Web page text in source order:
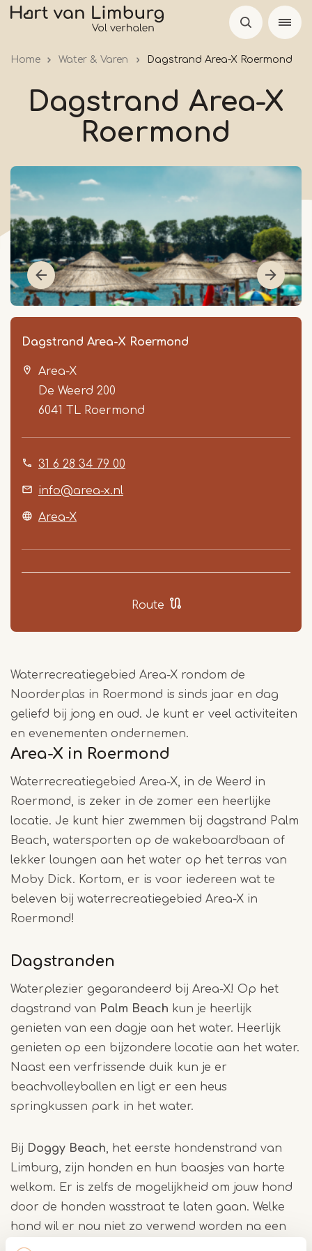
Overslaan
inhoud
Home Water & Varen Dagstrand Area-X Roermond
Dagstrand Area-X
Roermond
Dagstrand Area-X Roermond
Area-X
De Weerd 200
6041 TL Roermond
31 6 28 34 79 00
info@area-x.nl
Area-X
Route
Item
Waterrecreatiegebied Area-X rondom de
Noorderplas in Roermond is sinds jaar en dag
geliefd bij jong en oud. Je kunt er veel activiteiten
en evenementen ondernemen.
Area-X in Roermond
Waterrecreatiegebied Area-X, in de Weerd in
Roermond, is zeker in de zomer een heerlijke
locatie. Je kunt hier zwemmen bij dagstrand Palm
Beach, watersporten op de wakeboardbaan of
lekker loungen aan het water op het terras van
Moby Dick. Kortom, er is voor iedereen wat te
beleven bij waterrecreatiegebied Area-X in
Roermond!
Dagstranden
Waterplezier gegarandeerd bij Area-X! Op het
dagstrand van Palm Beach kun je heerlijk
genieten van een dagje aan het water. Heerlijk
genieten op een bijzondere locatie aan het water.
Naast een verfrissende duik kun je er
beachvolleyballen en ligt er een heus
springkussen park in het water.
Bij Doggy Beach, het eerste hondenstrand van
Limburg, zijn honden en hun baasjes van harte
welkom. Er is zelfs de mogelijkheid om jouw hond
door de honden wasstraat te laten gaan. Welke
hond wil er nou niet zo verwend worden na een
dag heerlijk spelen in het water.